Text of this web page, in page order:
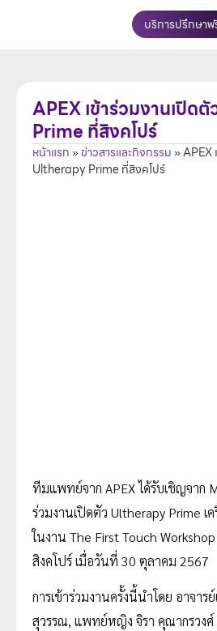
บริการปรึกษาฟ
APEX เข้าร่วมงานเปิด
Prime ที่สิงคโปร์
หน้าแรก»ข่าวสารและกิจกรรม»APEX
Ultherapy Prime ที่สิงคโปร์
ทีมแพทย์จาก APEX ได้รับเชิญจาก
ร่วมงานเปิดตัว Ultherapy Prime เ
ในงาน The First Touch
สิงคโปร์ เมื่อวันที่ 30 ตุลาคม 2567
การเข้าร่วมงานครั้งนี้นำโดย อาจา
สุวรรณ, แพทย์หญิง จิรา คุณากรว